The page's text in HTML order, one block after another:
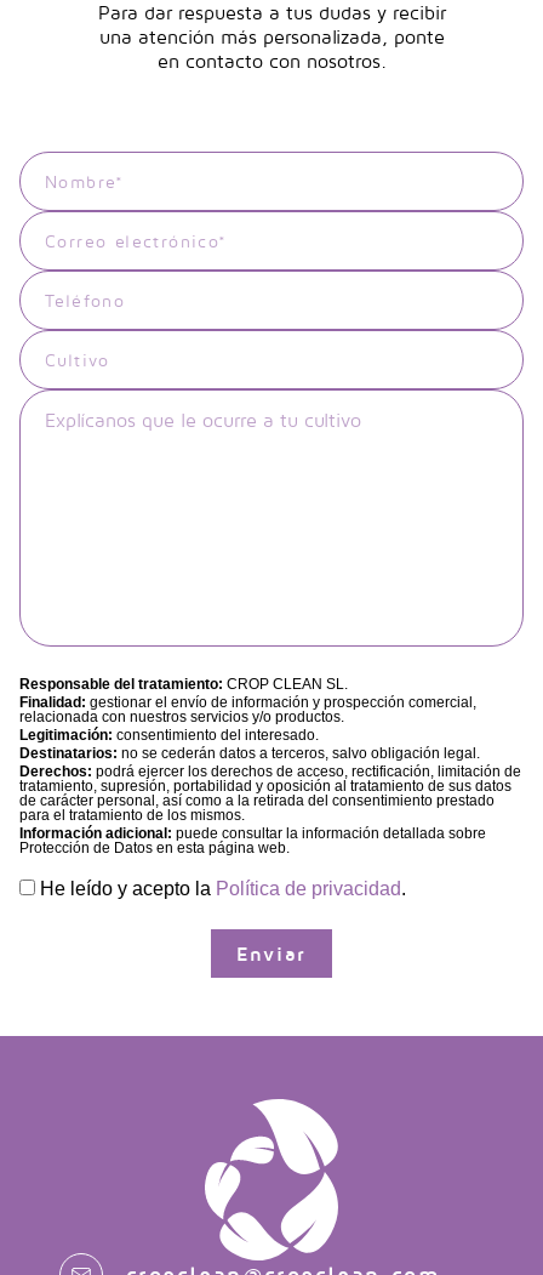
Para dar respuesta a tus dudas y recibir
una atención más personalizada, ponte
en contacto con nosotros.
Responsable del tratamiento: CROP CLEAN SL.
Finalidad: gestionar el envío de información y prospección comercial,
relacionada con nuestros servicios y/o productos.
Legitimación: consentimiento del interesado.
Destinatarios: no se cederán datos a terceros, salvo obligación legal.
Derechos: podrá ejercer los derechos de acceso, rectificación, limitación de
tratamiento, supresión, portabilidad y oposición al tratamiento de sus datos
de carácter personal, así como a la retirada del consentimiento prestado
para el tratamiento de los mismos.
Información adicional: puede consultar la información detallada sobre
Protección de Datos en esta página web.
He leído y acepto la Política de privacidad.